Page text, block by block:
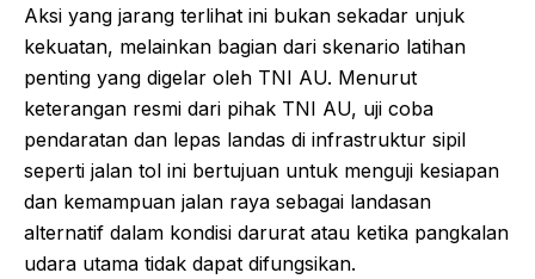
Aksi yang jarang terlihat ini bukan sekadar unjuk
kekuatan, melainkan bagian dari skenario latihan
penting yang digelar oleh TNI AU. Menurut
keterangan resmi dari pihak TNI AU, uji coba
pendaratan dan lepas landas di infrastruktur sipil
seperti jalan tol ini bertujuan untuk menguji kesiapan
dan kemampuan jalan raya sebagai landasan
alternatif dalam kondisi darurat atau ketika pangkalan
udara utama tidak dapat difungsikan.